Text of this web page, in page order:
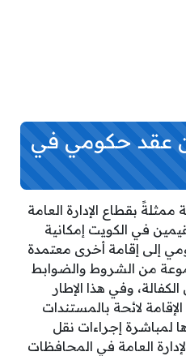
عقد حكومي في
ممثلةً بقطاع الإدارة العامة
في الكويت إمكانية
إلى إقامة أخرى معتمدة
من الشروط والضوابط
وفي هذا الإطار
لائحة بالمستندات
لمباشرة إجراءات نقل
العامة في المحافظات